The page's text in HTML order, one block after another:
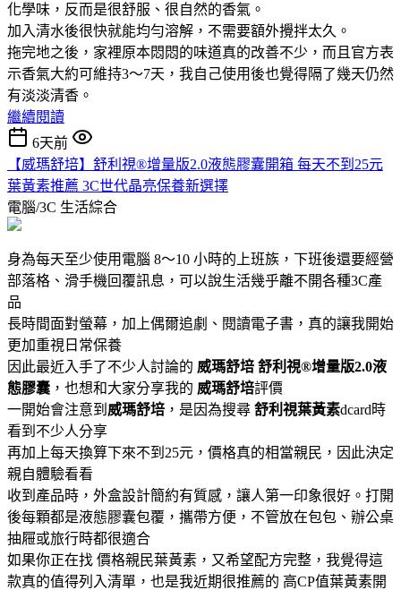
化學味，反而是很舒服、很自然的香氣。
加入清水後很快就能均勻溶解，不需要額外攪拌太久。
拖完地之後，家裡原本悶悶的味道真的改善不少，而且官方表
示香氣大約可維持3～7天，我自己使用後也覺得隔了幾天仍然
有淡淡清香。
繼續閱讀
6天前
【威瑪舒培】舒利視®增量版2.0液態膠囊開箱 每天不到25元
葉黃素推薦 3C世代晶亮保養新選擇
電腦/3C 生活綜合
身為每天至少使用電腦 8～10 小時的上班族，下班後還要經營
部落格、滑手機回覆訊息，可以說生活幾乎離不開各種3C產
品
長時間面對螢幕，加上偶爾追劇、閱讀電子書，真的讓我開始
更加重視日常保養
因此最近入手了不少人討論的 威瑪舒培 舒利視®增量版2.0液
態膠囊 ，也想和大家分享我的 威瑪舒培評價
一開始會注意到 威瑪舒培 ，是因為搜尋 舒利視葉黃素dcard時
看到不少人分享
再加上每天換算下來不到25元，價格真的相當親民，因此決定
親自體驗看看
收到產品時，外盒設計簡約有質感，讓人第一印象很好。打開
後每顆都是液態膠囊包覆，攜帶方便，不管放在包包、辦公桌
抽屜或旅行時都很適合
如果你正在找 價格親民葉黃素，又希望配方完整，我覺得這
款真的值得列入清單，也是我近期很推薦的 高CP值葉黃素開